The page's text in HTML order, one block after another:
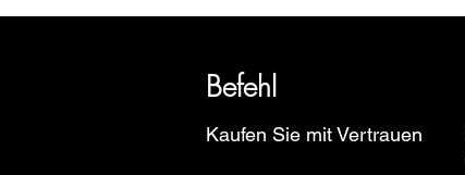
Befehl
Kaufen Sie mit Vertrauen